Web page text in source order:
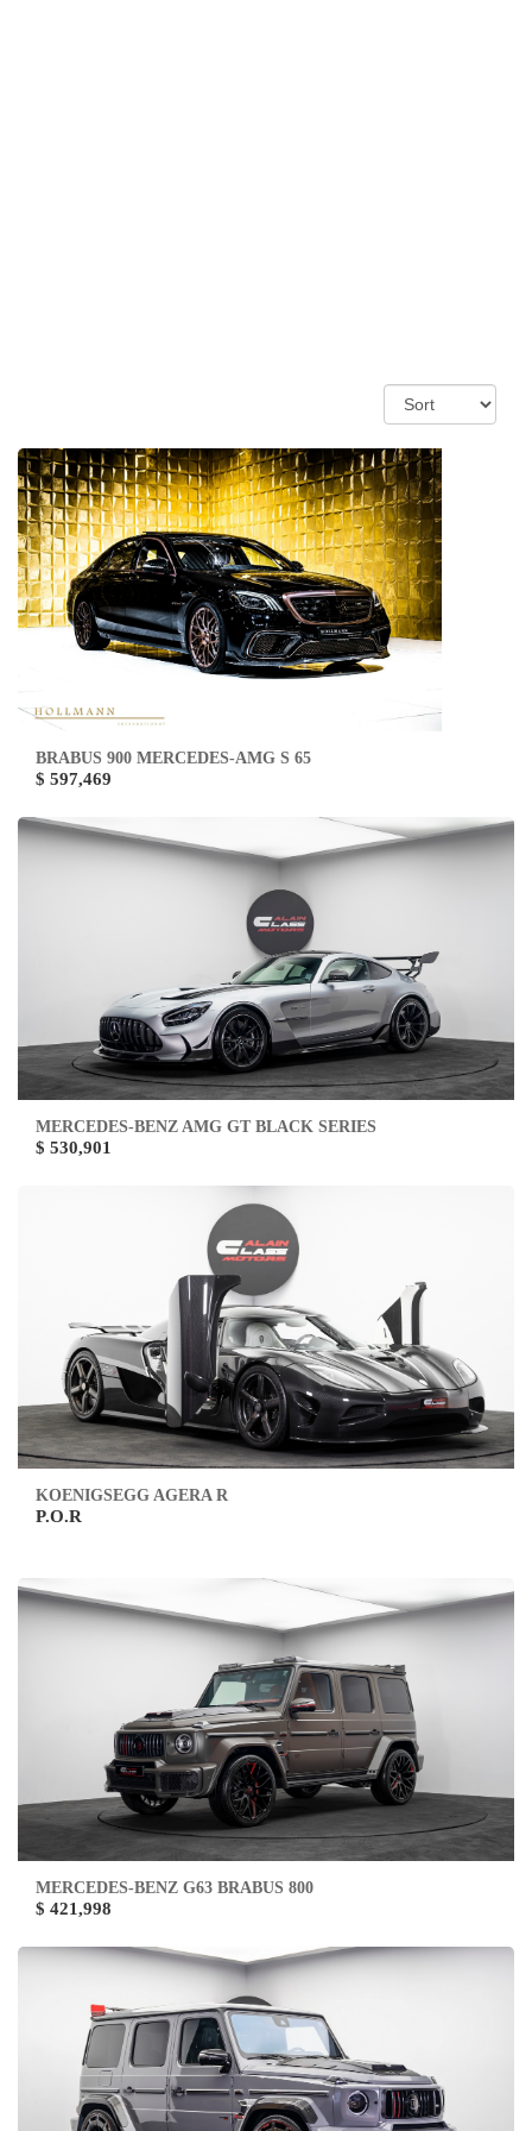
BRABUS 900 MERCEDES-AMG S 65
$ 597,469
MERCEDES-BENZ AMG GT BLACK SERIES
$ 530,901
KOENIGSEGG AGERA R
P.O.R
MERCEDES-BENZ G63 BRABUS 800
$ 421,998